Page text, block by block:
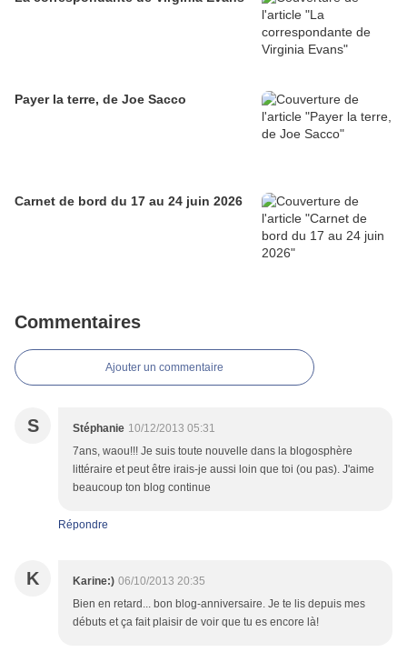
Payer la terre, de Joe Sacco
Carnet de bord du 17 au 24 juin 2026
Commentaires
Ajouter un commentaire
S Stéphanie 10/12/2013 05:31
7ans, waou!!! Je suis toute nouvelle dans la blogosphère
littéraire et peut être irais-je aussi loin que toi (ou pas). J'aime
beaucoup ton blog continue
Répondre
K Karine:) 06/10/2013 20:35
Bien en retard... bon blog-anniversaire. Je te lis depuis mes
débuts et ça fait plaisir de voir que tu es encore là!